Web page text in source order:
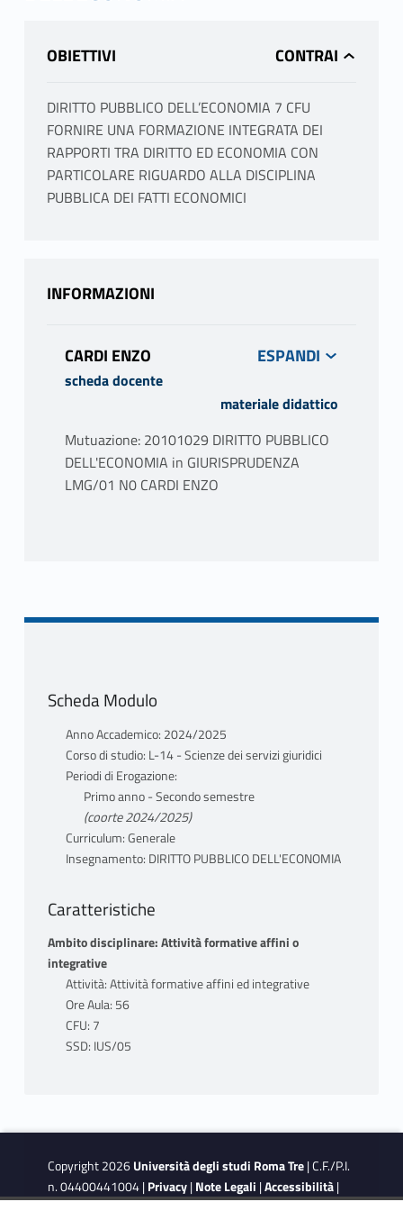
OBIETTIVI
DIRITTO PUBBLICO DELL’ECONOMIA 7 CFU
FORNIRE UNA FORMAZIONE INTEGRATA DEI
RAPPORTI TRA DIRITTO ED ECONOMIA CON
PARTICOLARE RIGUARDO ALLA DISCIPLINA
PUBBLICA DEI FATTI ECONOMICI
INFORMAZIONI
CARDI ENZO
scheda docente
materiale didattico
Mutuazione: 20101029 DIRITTO PUBBLICO
DELL'ECONOMIA in GIURISPRUDENZA
LMG/01 N0 CARDI ENZO
SOCIETARIA, LA CONCORRENZA, L'ATTIVITÀ
2. LE REGOLE PER L'EFFICIENZA
ALLOCATIVA (IL MERCATO DEI BENI
PUBBLICI: LE RETI E I SERVIZI; LE
INFRASTRUTTURE);
3. LE REGOLE PER LE POLITICHE
DISTRIBUTIVE (LA POLITICA FISCALE, LA
TRIBUTARIA).
TESTI ADOTTATI
CARDI E., MERCATI ED ISTITUZIONI IN
ITALIA, GIAPPICHELLI, TORINO, V EDIZIONE
Prova orale
Scheda Modulo
Anno Accademico: 2024/2025
Corso di studio: L-14 - Scienze dei servizi giuridici
Periodi di Erogazione:
Primo anno - Secondo semestre
(coorte 2024/2025)
Curriculum: Generale
Insegnamento: DIRITTO PUBBLICO DELL'ECONOMIA
Caratteristiche
Ambito disciplinare: Attività formative affini o
integrative
Attività: Attività formative affini ed integrative
Ore Aula: 56
CFU: 7
SSD: IUS/05
Copyright 2026Università degli studi Roma Tre| C.F./P.I.
n. 04400441004 |Privacy|Note Legali |Accessibilità|